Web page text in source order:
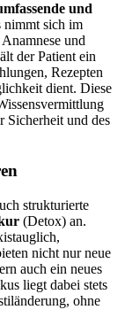
und
nimmt sich im
und
der Patient ein
Rezepten
dient. Diese
Sicherheit und des
strukturierte
(Detox) an.
nicht nur neue
auch ein neues
liegt dabei stets
ohne